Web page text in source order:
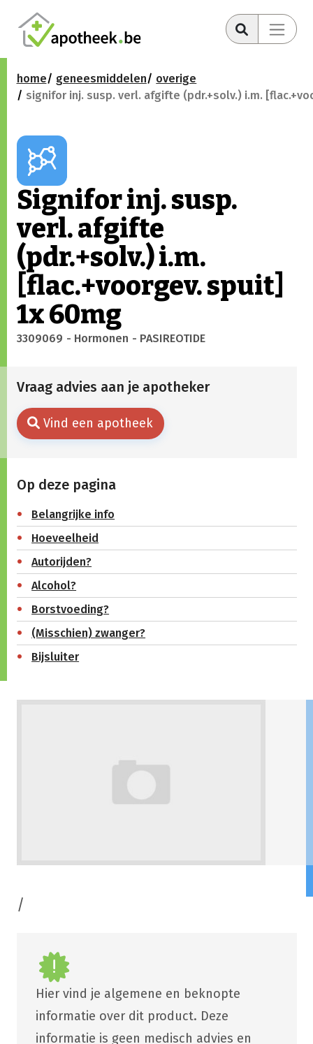
home geneesmiddelen
overige
signifor inj. susp. verl. afgifte (pdr.+solv.) i.m.
Signifor inj. susp.
verl. afgifte
(pdr.+solv.) i.m.
[flac.+voorgev. spuit]
1x 60mg
3309069 - Hormonen - PASIREOTIDE
Vraag advies aan je apotheker
Vind een apotheek
Op deze pagina
Belangrijke info
Hoeveelheid
Autorijden?
Alcohol?
Borstvoeding?
(Misschien) zwanger?
Bijsluiter
/
Hier vind je algemene en beknopte
informatie over dit product. Deze
informatie is geen medisch advies en